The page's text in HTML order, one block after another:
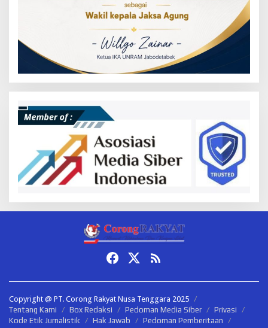
Copyright @ PT. Corong Rakyat Nusa Tenggara 2025
Tentang Kami
Box Redaksi Pedoman Media Siber
Privasi
Kode Etik Jurnalistik
Hak Jawab
Pedoman Pemberitaan